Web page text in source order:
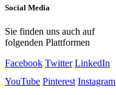
Social Media
Sie finden uns auch auf
folgenden Plattformen
Facebook Twitter LinkedIn
YouTube Pinterest Instagram